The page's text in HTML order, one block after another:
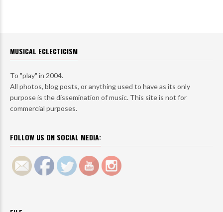
MUSICAL ECLECTICISM
To "play" in 2004.
All photos, blog posts, or anything used to have as its only
purpose is the dissemination of music. This site is not for
commercial purposes.
FOLLOW US ON SOCIAL MEDIA: